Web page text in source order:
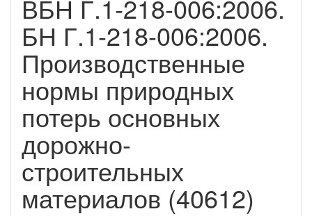
ВБН Г.1-218-006:2006.
БН Г.1-218-006:2006.
Производственные
нормы природных
потерь основных
дорожно-
строительных
материалов (40612)